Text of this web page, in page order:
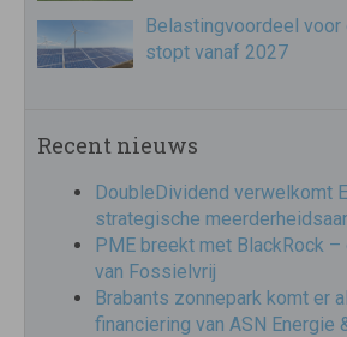
Belastingvoordeel voor
stopt vanaf 2027
Recent nieuws
DoubleDividend verwelkomt
strategische
PME breekt met BlackRock
van Fossielvrij
Brabants zonnepark komt er
financiering van ASN Energie